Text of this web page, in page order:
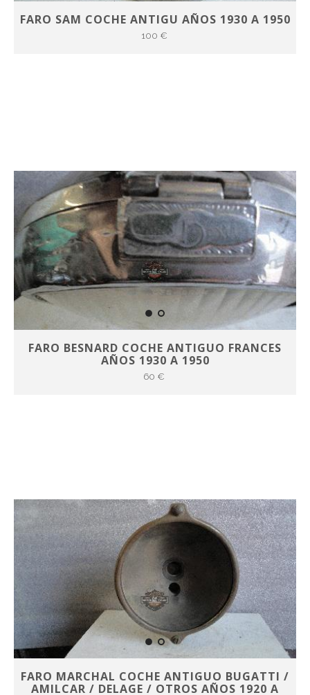
FARO SAM COCHE ANTIGU AÑOS 1930 A 1950
100 €
FARO BESNARD COCHE ANTIGUO FRANCES
AÑOS 1930 A 1950
60 €
FARO MARCHAL COCHE ANTIGUO BUGATTI /
AMILCAR / DELAGE / OTROS AÑOS 1920 A